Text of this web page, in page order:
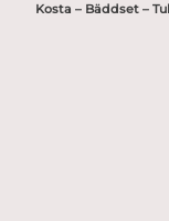
Kosta – Bäddset –